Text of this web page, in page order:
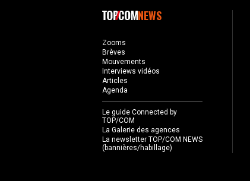
NEWS
Zooms
Brèves
Mouvements
Interviews vidéos
Articles
Agenda
Le guide Connected by
TOP/COM
La Galerie des agences
La newsletter TOP/COM NEWS
(bannières/habillage)